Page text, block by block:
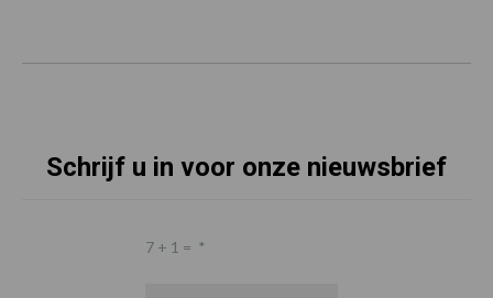
Schrijf u in voor onze nieuwsbrief
7 + 1 = *